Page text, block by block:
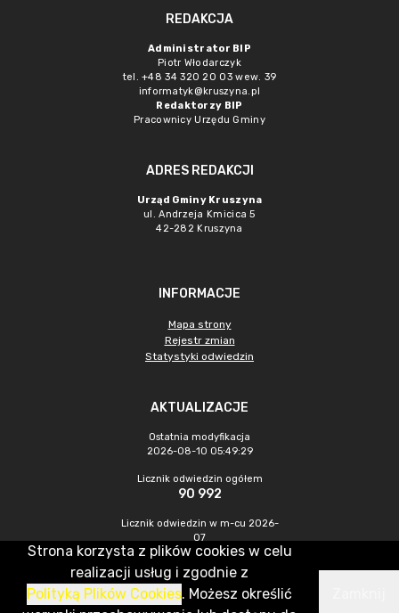
REDAKCJA
Administrator BIP
Piotr Włodarczyk
tel. +48 34 320 20 03 wew. 39
informatyk@kruszyna.pl
Redaktorzy BIP
Pracownicy Urzędu Gminy
ADRES REDAKCJI
Urząd Gminy Kruszyna
ul. Andrzeja Kmicica 5
42-282 Kruszyna
INFORMACJE
Mapa strony
Rejestr zmian
Statystyki odwiedzin
AKTUALIZACJE
Ostatnia modyfikacja
2026-08-10 05:49:29
Licznik odwiedzin ogółem
90 992
Licznik odwiedzin w m-cu 2026-
07
479
CMS & Hosting: Nefeni Sp. z o.o.
Strona korzysta z plików cookies w celu
realizacji usług i zgodnie z
Polityką Plików Cookies. Możesz określić